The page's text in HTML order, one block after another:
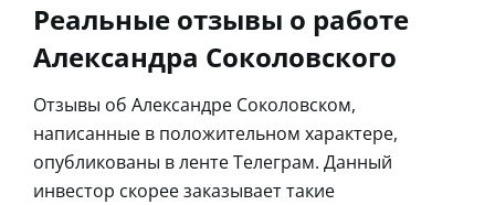
Реальные отзывы о работе
Александра Соколовского
Отзывы об Александре Соколовском,
написанные в положительном характере,
опубликованы в ленте Телеграм. Данный
инвестор скорее заказывает такие